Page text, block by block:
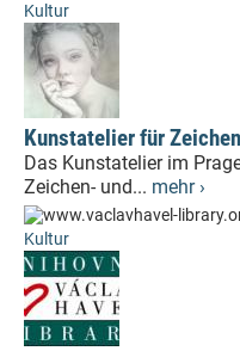
Kultur
Kunstatelier für
Das Kunstatelier im
Zeichen- und... mehr ›
Kultur